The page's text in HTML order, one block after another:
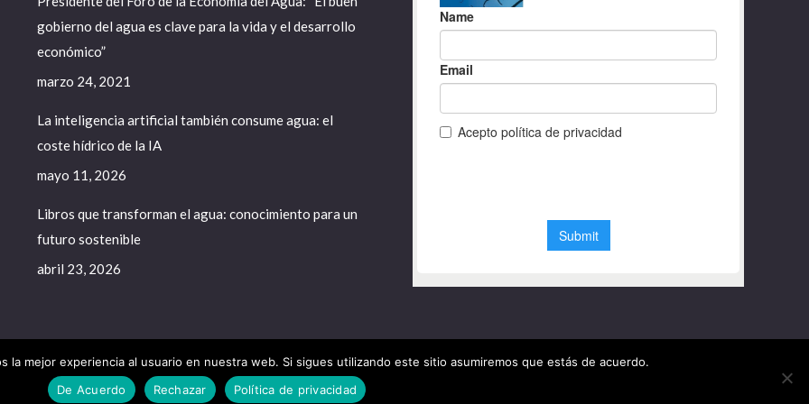
gobierno del agua es clave para la vida y el desarrollo
económico”
marzo 24, 2021
La inteligencia artificial también consume agua: el
coste hídrico de la IA
mayo 11, 2026
Libros que transforman el agua: conocimiento para un
futuro sostenible
abril 23, 2026
del Agua - 2020. All rights reserved.
la mejor experiencia al usuario en nuestra web. Si sigues utilizando este sitio asumiremos que estás de acuerdo.
De Acuerdo
Rechazar Política de privacidad